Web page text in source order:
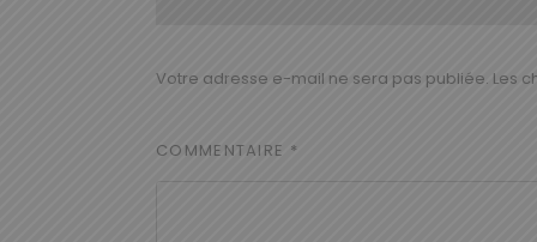
Votre adresse e-mail ne sera pas publiée. Les
COMMENTAIRE *